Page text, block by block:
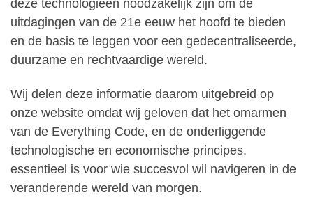
deze technologieën noodzakelijk zijn om de
uitdagingen van de 21e eeuw het hoofd te bieden
en de basis te leggen voor een gedecentraliseerde,
duurzame en rechtvaardige wereld.
Wij delen deze informatie daarom uitgebreid op
onze website omdat wij geloven dat het omarmen
van de Everything Code, en de onderliggende
technologische en economische principes,
essentieel is voor wie succesvol wil navigeren in de
veranderende wereld van morgen.